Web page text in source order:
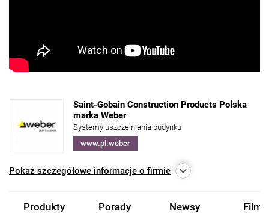
Saint-Gobain Construction Products Polska
marka Weber
Systemy uszczelniania budynku
www.pl.weber
Pokaż szczegółowe informacje o firmie
Produkty Porady Newsy Filmy